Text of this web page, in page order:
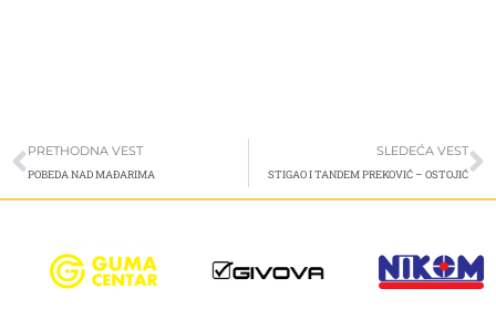
Prev
PRETHODNA VEST
POBEDA NAD MAĐARIMA
SLEDEĆA VEST
STIGAO I TANDEM PREKOVIĆ – OSTOJIĆ